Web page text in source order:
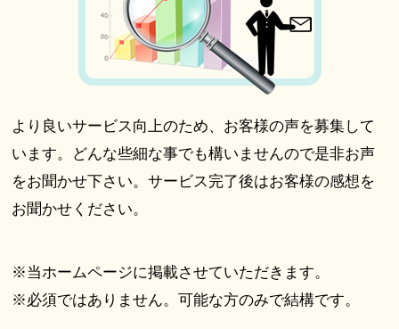
より良いサービス向上のため、お客様の声を募集して
います。どんな些細な事でも構いませんので是非お声
をお聞かせ下さい。サービス完了後はお客様の感想を
お聞かせください。
※当ホームページに掲載させていただきます。
※必須ではありません。可能な方のみで結構です。